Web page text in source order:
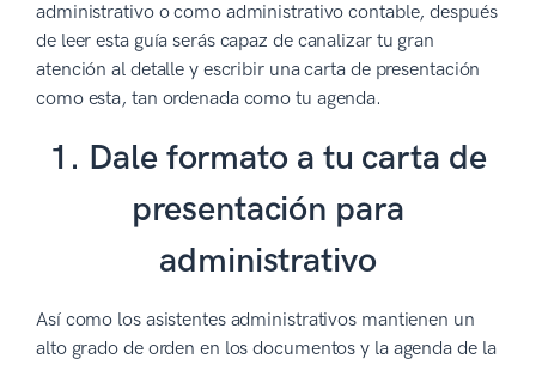
administrativo o como administrativo contable, después
de leer esta guía serás capaz de canalizar tu gran
atención al detalle y escribir una carta de presentación
como esta, tan ordenada como tu agenda.
1. Dale formato a tu carta de
presentación para
administrativo
Así como los asistentes administrativos mantienen un
alto grado de orden en los documentos y la agenda de la